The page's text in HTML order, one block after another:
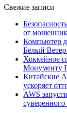
Свежие записи
от
Компьютер
Белый
Хоккейное
Монументу
Китайские
ускоряет
AWS